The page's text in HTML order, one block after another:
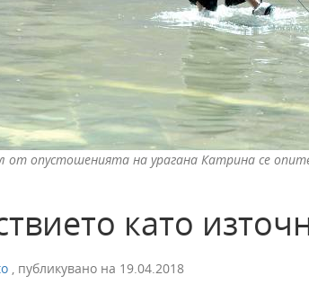
от опустошенията на урагана Катрина се
като
, публикувано на 19.04.2018